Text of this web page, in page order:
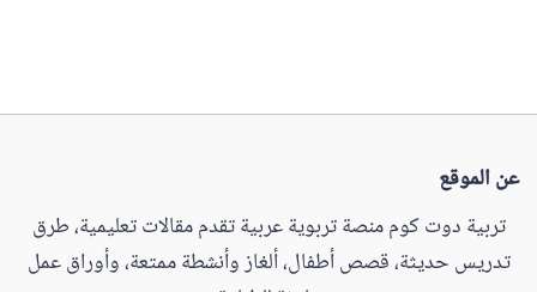
عن الموقع
تربية دوت كوم منصة تربوية عربية تقدم مقالات تعليمية، طرق
تدريس حديثة، قصص أطفال، ألغاز وأنشطة ممتعة، وأوراق عمل